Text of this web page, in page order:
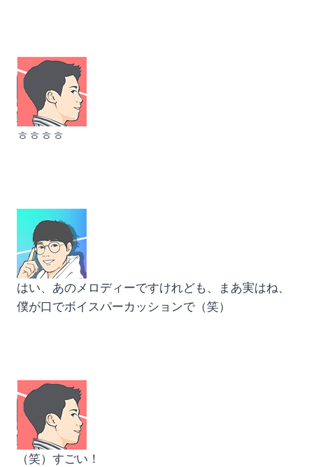
ㅎㅎㅎㅎ
はい、あのメロディーですけれども、まあ実はね、
僕が口でボイスパーカッションで（笑）
（笑）すごい！